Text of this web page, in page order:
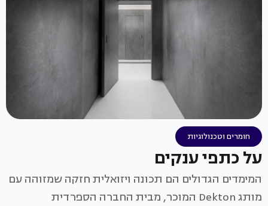
חומרים וטכנולוגיות
על כתפי ענקים
המימדים הגדולים הם תכונה ויזואלית חזקה שמזוהה עם
מותג Dekton המוכר, מבית החברה הספרדית